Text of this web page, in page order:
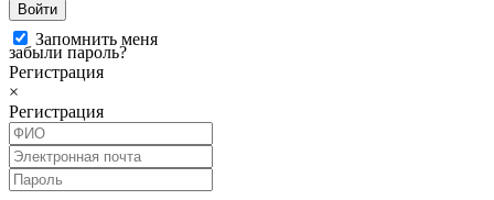
Войти
Запомнить меня
забыли пароль?
Регистрация
×
Регистрация